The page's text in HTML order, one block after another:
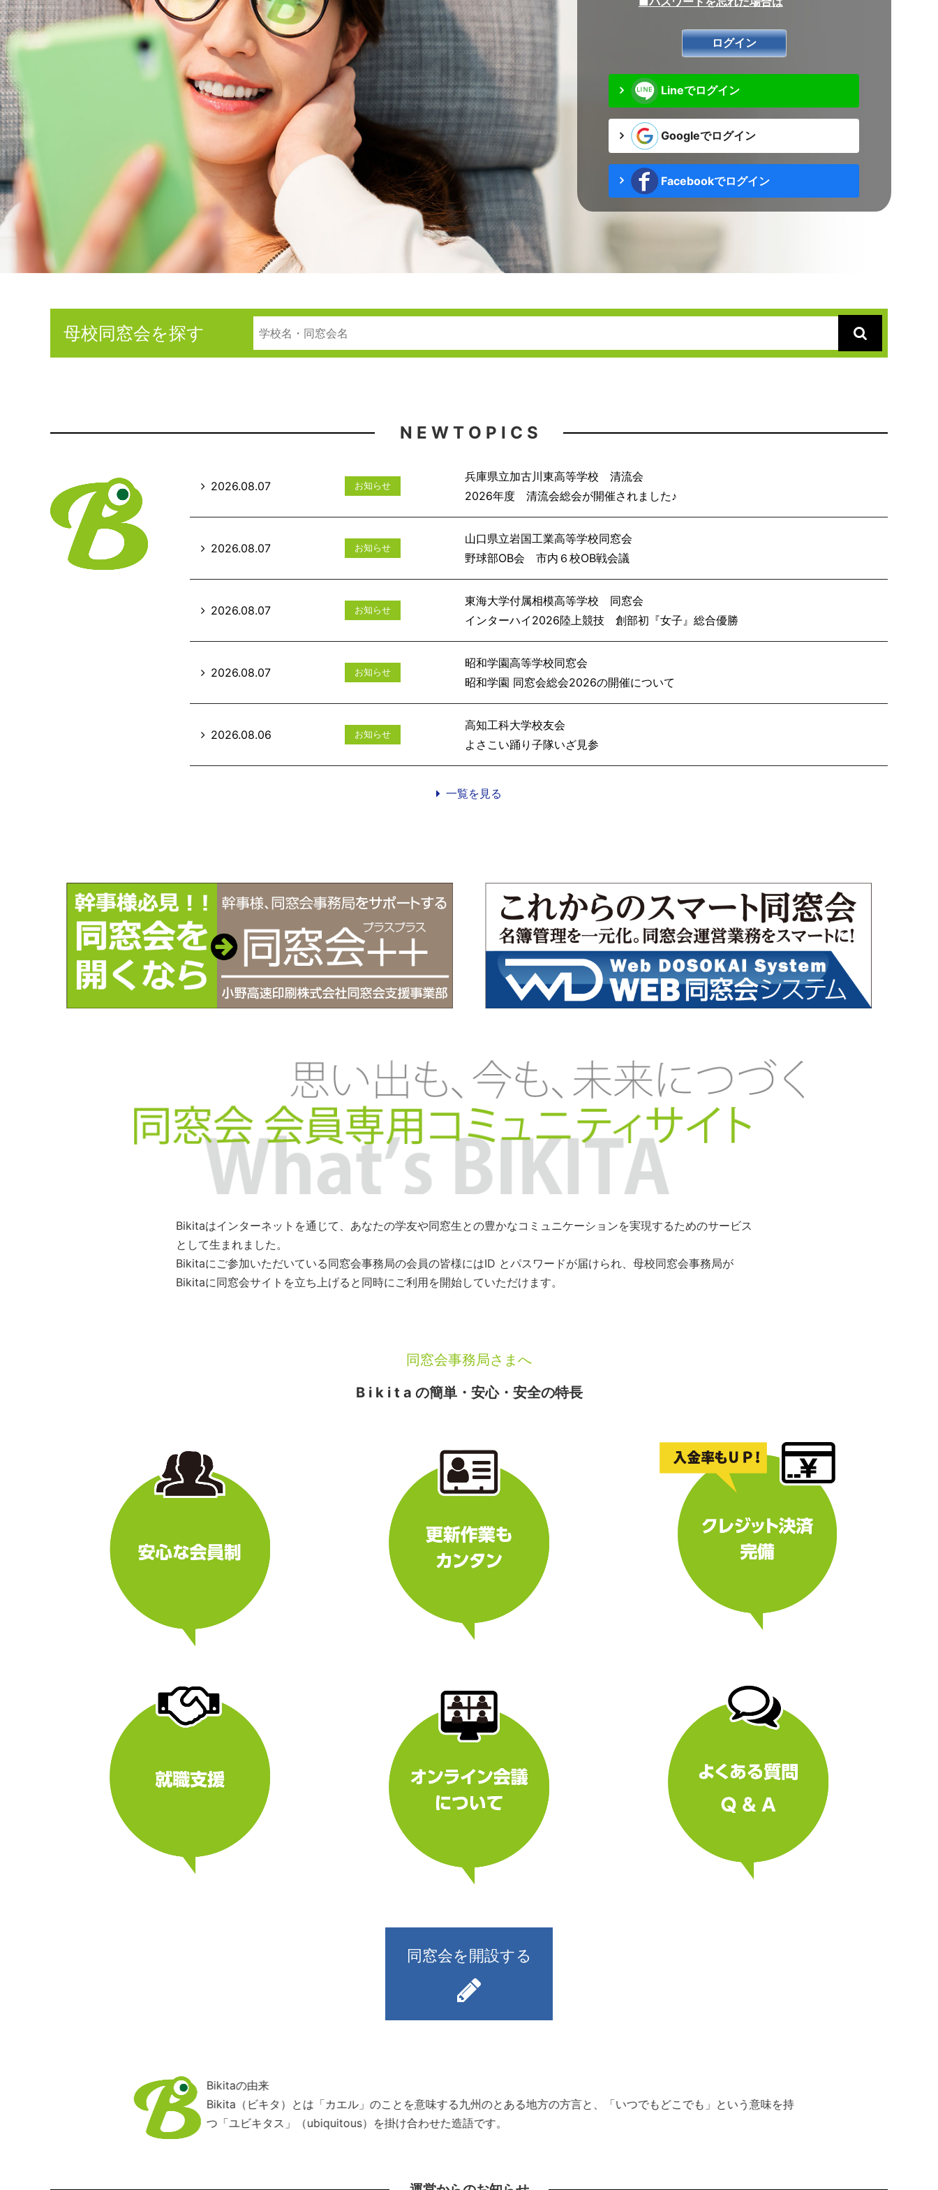
Lineでログイン
Googleでログイン
Facebookでログイン
母校同窓会を探す
N E W T O P I C S
2026.08.07 お知らせ
兵庫県立加古川東高等学校 清流会
2026年度 清流会総会が開催されました♪
2026.08.07 お知らせ
山口県立岩国工業高等学校同窓会
野球部OB会 市内６校OB戦会議
2026.08.07 お知らせ
東海大学付属相模高等学校 同窓会
インターハイ2026陸上競技 創部初『女子』総合優勝
2026.08.07 お知らせ
昭和学園高等学校同窓会
昭和学園 同窓会総会2026の開催について
2026.08.06 お知らせ
高知工科大学校友会
よさこい踊り子隊いざ見参
一覧を見る
Bikitaはインターネットを通じて、あなたの学友や同窓生との豊かなコミュニケーションを実現するためのサービス
として生まれました。
Bikitaにご参加いただいている同窓会事務局の会員の皆様にはID とパスワードが届けられ、母校同窓会事務局が
Bikitaに同窓会サイトを立ち上げると同時にご利用を開始していただけます。
同窓会事務局さまへ
B i k i t a の簡単・安心・安全の特長
同窓会を開設する
Bikitaの由来
Bikita（ビキタ）とは「カエル」のことを意味する九州のとある地方の方言と、「いつでもどこでも」という意味を持
つ「ユビキタス」（ubiquitous）を掛け合わせた造語です。